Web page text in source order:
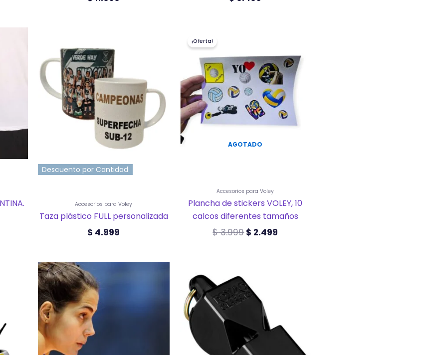
Descuento por Cantidad
Accesorios para Voley
Taza plástico FULL personalizada
$ 4.999
AGOTADO
¡Oferta!
Accesorios para Voley
Plancha de stickers VOLEY, 10
calcos diferentes tamaños
$3.999
original
era:
$ 3.999.
$ 2.499
actual
es:
$ 2.499.
tiene
múltiples
variantes.
opciones
pueden
elegir